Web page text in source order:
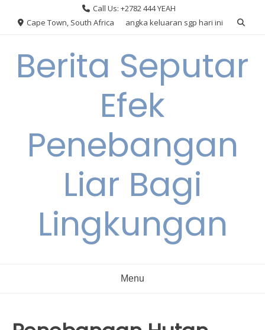
Call Us: +2782 444 YEAH
Cape Town, South Africa
angka keluaran sgp hari ini
Berita Seputar
Efek
Penebangan
Liar Bagi
Lingkungan
Menu